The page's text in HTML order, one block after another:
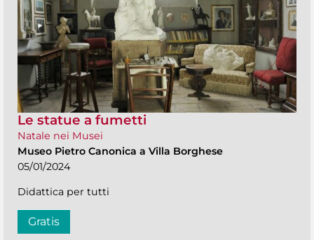
Le statue a fumetti
Natale nei Musei
Museo Pietro Canonica a Villa Borghese
05/01/2024
Didattica per tutti
Gratis